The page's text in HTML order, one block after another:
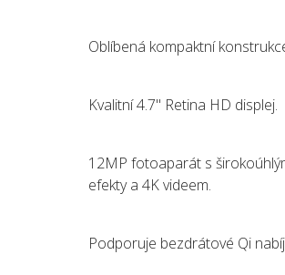
Oblíbená kompaktní
Kvalitní 4.7" Retina HD displej.
12MP fotoaparát s
efekty a 4K videem.
Podporuje bezdrátové Qi